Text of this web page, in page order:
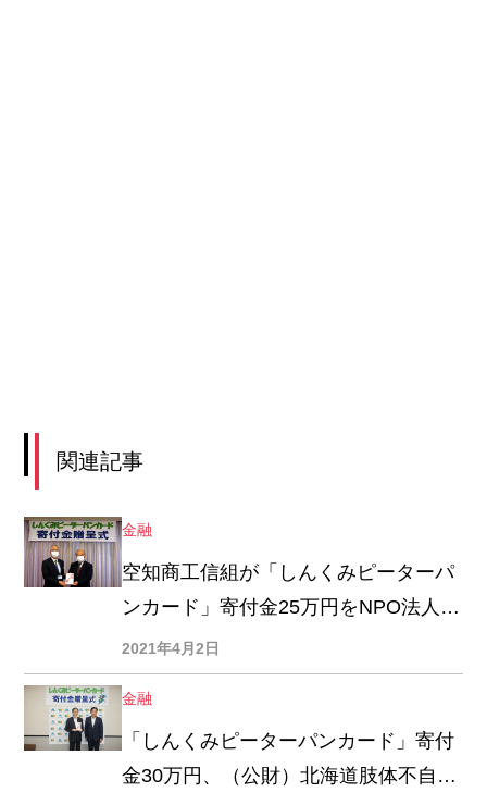
関連記事
金融
空知商工信組が「しんくみピーターパ
ンカード」寄付金25万円をNPO法人
「たよれーる」に贈呈
2021年4月2日
金融
「しんくみピーターパンカード」寄付
金30万円、（公財）北海道肢体不自由